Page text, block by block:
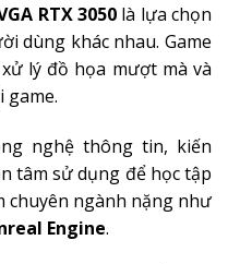
RTX 3050 là lựa chọn
dùng khác nhau. Game
lý đồ họa mượt mà và
game.
nghệ thông tin, kiến
tâm sử dụng để học tập
chuyên ngành nặng như
Engine.